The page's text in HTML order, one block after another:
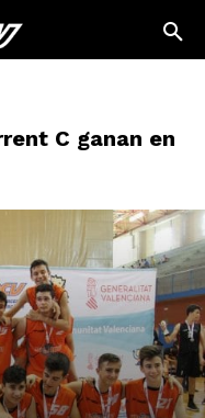
C ganan en